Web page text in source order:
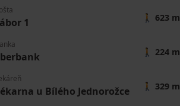
1 🚶 623 m
🚶 224 m
u Bílého Jednorožce 🚶 329 m